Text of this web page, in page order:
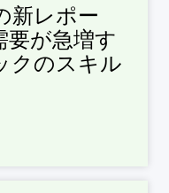
新レポー
要が急増す
クのスキル